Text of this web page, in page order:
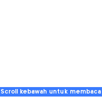
Scroll kebawah untuk membaca